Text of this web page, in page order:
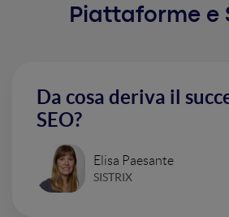
Piattaforme e
Da cosa deriva il
SEO?
Elisa Paesante
SISTRIX